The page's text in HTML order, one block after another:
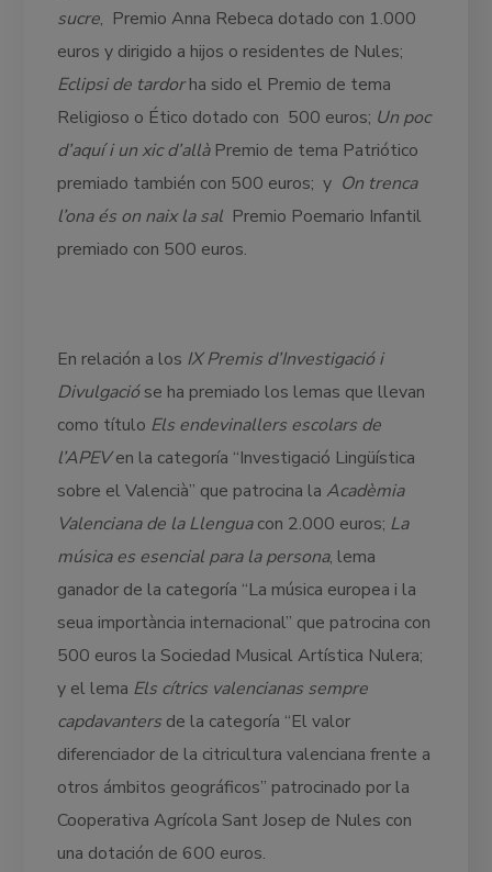
sucre, Premio Anna Rebeca dotado con 1.000
euros y dirigido a hijos o residentes de Nules;
Eclipsi de tardorha sido el Premio de tema
Religioso o Ético dotado con 500 euros; Un poc
d’aquí i un xic d’allà Premio de tema Patriótico
premiado también con 500 euros; y On trenca
l’ona és on naix la sal Premio Poemario Infantil
premiado con 500 euros.
En relación a los IX Premis d’Investigació i
Divulgacióse ha premiado los lemas que llevan
como título Els endevinallers escolars de
l’APEVen la categoría “Investigació Lingüística
sobre el Valencià” que patrocina laAcadèmia
Valenciana de la Llenguacon 2.000 euros; La
música es esencial para la persona, lema
ganador de la categoría “La música europea i la
seua importància internacional” que patrocina con
500 euros la Sociedad Musical Artística Nulera;
y el lema Els cítrics valencianas sempre
capdavanters de la categoría “El valor
diferenciador de la citricultura valenciana frente a
otros ámbitos geográficos” patrocinado por la
Cooperativa Agrícola Sant Josep de Nules con
una dotación de 600 euros.